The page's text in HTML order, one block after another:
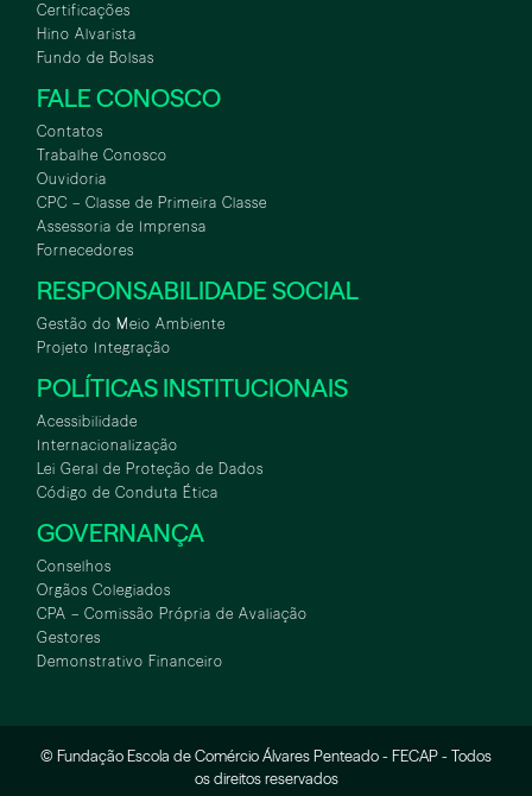
ASA
Certificações
Hino Alvarista
Fundo de Bolsas
FALE CONOSCO
Contatos
Trabalhe Conosco
Ouvidoria
CPC – Classe de Primeira Classe
Assessoria de Imprensa
Fornecedores
RESPONSABILIDADE SOCIAL
Gestão do Meio Ambiente
Projeto Integração
POLÍTICAS INSTITUCIONAIS
Acessibilidade
Internacionalização
Lei Geral de Proteção de Dados
Código de Conduta Ética
GOVERNANÇA
Conselhos
Orgãos Colegiados
CPA – Comissão Própria de Avaliação
Gestores
Demonstrativo Financeiro
© Fundação Escola de Comércio Álvares Penteado - FECAP - Todos
os direitos reservados